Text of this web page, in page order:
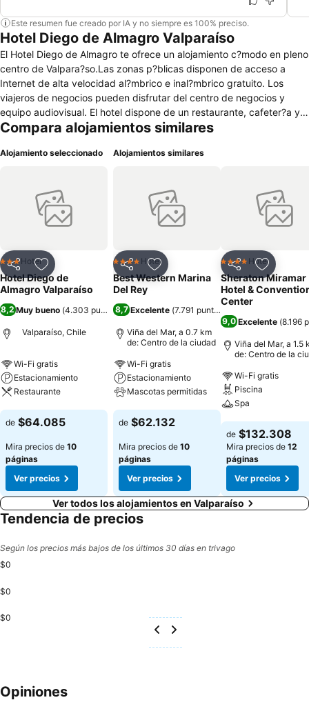
Este resumen fue creado por IA y no siempre es 100% preciso.
Hotel Diego de Almagro Valparaíso
El Hotel Diego de Almagro te ofrece un alojamiento c?modo en pleno
centro de Valpara?so.Las zonas p?blicas disponen de acceso a
Internet de alta velocidad al?mbrico e inal?mbrico gratuito. Los
viajeros de negocios pueden disfrutar del centro de negocios y
equipo audiovisual. El hotel dispone de un restaurante, cafeter?a y
bar o lounge, donde podr?s degustar el desayuno gratuito. Adem?s,
encuentra la atenci?n multiling?e y lavander?a.Todas las
Compara alojamientos similares
Alojamiento seleccionado
CompartirAgregar a favoritos
3 Estrellas
Hotel
Hotel Diego de
Almagro Valparaíso
8,2Muy bueno (4.303 puntuaciones)
Valparaíso, Chile
Wi-Fi gratis
Estacionamiento
Restaurante
Ver precios
de $64.085
Mira precios de 10
páginas
Ver precios
Alojamientos similares
CompartirAgregar a favoritos
4 EstrellasHotel
Best Western Marina
Del Rey
8,7 Excelente (7.791 puntuaciones
Viña del Mar, a 0.7 km
de: Centro de la ciudad
Wi-Fi gratis
Estacionamiento
Mascotas permitidas
Ver precios
de $62.132
Mira precios de 10
páginas
Ver precios
CompartirAgregar
4 EstrellasHotel
Sheraton Miramar
Hotel &
Center
9,0 Excelente (8.196
Viña del Mar, a 1.5
de: Centro de la
Wi-Fi gratis
Piscina
Spa
Ver precios
de $132.308
Mira precios de 12
páginas
Ver precios
Ver todos los alojamientos en Valparaíso
Tendencia de precios
Según los precios más bajos de los últimos 30 días en trivago
$0
$0
$0
Opiniones